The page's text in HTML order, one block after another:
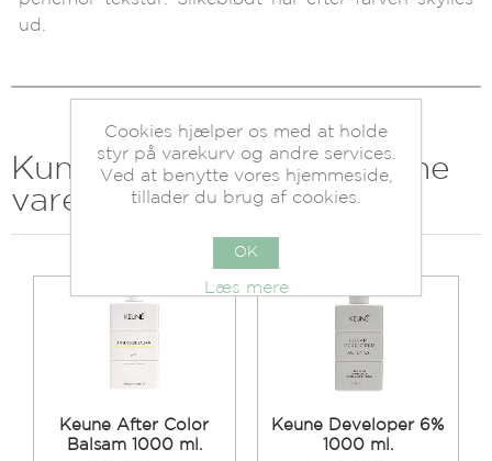
ud.
Kunder der har købt denne
vare købte også
Keune After Color
Balsam 1000 ml.
Keune Developer 6%
1000 ml.
Cookies hjælper os med at holde
styr på varekurv og andre services.
Ved at benytte vores hjemmeside,
tillader du brug af cookies.
OK
Læs mere